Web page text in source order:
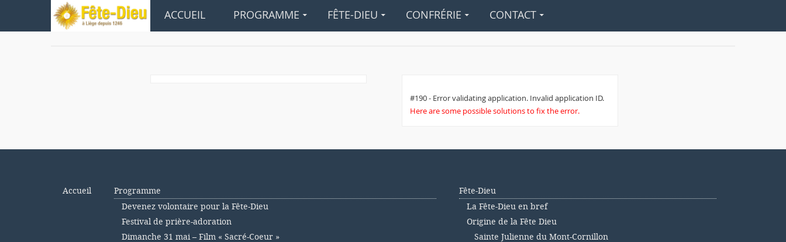
ACCUEIL PROGRAMME FÊTE-DIEU CONFRÉRIE CONTACT
#190 - Error validating application. Invalid application ID.
Here are some possible solutions to fix the error.
Accueil
Programme
Devenez volontaire pour la Fête-Dieu
Festival de prière-adoration
Dimanche 31 mai – Film « Sacré-Coeur »
Fête-Dieu
La Fête-Dieu en bref
Origine de la Fête Dieu
Sainte Julienne du Mont-Cornillon